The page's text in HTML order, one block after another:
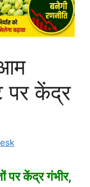
पर केंद्र
पर केंद्र गंभीर,